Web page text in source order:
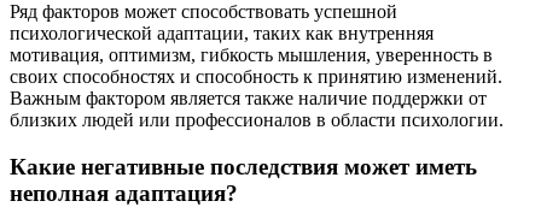
Ряд факторов может способствовать успешной
психологической адаптации, таких как внутренняя
мотивация, оптимизм, гибкость мышления, уверенность в
своих способностях и способность к принятию изменений.
Важным фактором является также наличие поддержки от
близких людей или профессионалов в области психологии.
Какие негативные последствия может иметь
неполная адаптация?